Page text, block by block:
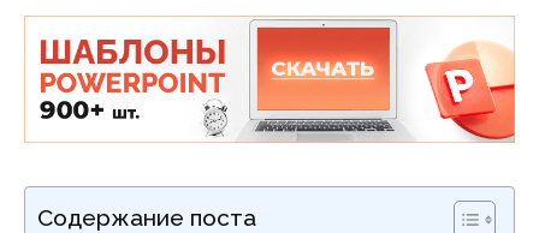
Содержание поста